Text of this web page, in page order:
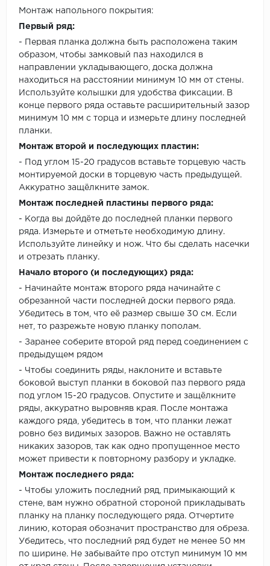
Монтаж напольного покрытия:
Первый ряд:
- Первая планка должна быть расположена таким
образом, чтобы замковый паз находился в
направлении укладывающего, доска должна
находиться на расстоянии минимум 10 мм от стены.
Используйте колышки для удобства фиксации. В
конце первого ряда оставьте расширительный зазор
минимум 10 мм с торца и измерьте длину последней
планки.
Монтаж второй и последующих пластин:
- Под углом 15-20 градусов вставьте торцевую часть
монтируемой доски в торцевую часть предыдущей.
Аккуратно защёлкните замок.
Монтаж последней пластины первого ряда:
- Когда вы дойдёте до последней планки первого
ряда. Измерьте и отметьте необходимую длину.
Используйте линейку и нож. Что бы сделать насечки
и отрезать планку.
Начало второго (и последующих) ряда:
- Начинайте монтаж второго ряда начинайте с
обрезанной части последней доски первого ряда.
Убедитесь в том, что её размер свыше 30 см. Если
нет, то разрежьте новую планку пополам.
- Заранее соберите второй ряд перед соединением с
предыдущем рядом
- Чтобы соединить ряды, наклоните и вставьте
боковой выступ планки в боковой паз первого ряда
под углом 15-20 градусов. Опустите и защёлкните
ряды, аккуратно выровняв края. После монтажа
каждого ряда, убедитесь в том, что планки лежат
ровно без видимых зазоров. Важно не оставлять
никаких зазоров, так как одно пропущенное место
может привести к повторному разбору и укладке.
Монтаж последнего ряда:
- Чтобы уложить последний ряд, примыкающий к
стене, вам нужно обратной стороной прикладывать
планку на планку последующего ряда. Отчертите
линию, которая обозначит пространство для обреза.
Убедитесь, что последний ряд будет не менее 50 мм
по ширине. Не забывайте про отступ минимум 10 мм